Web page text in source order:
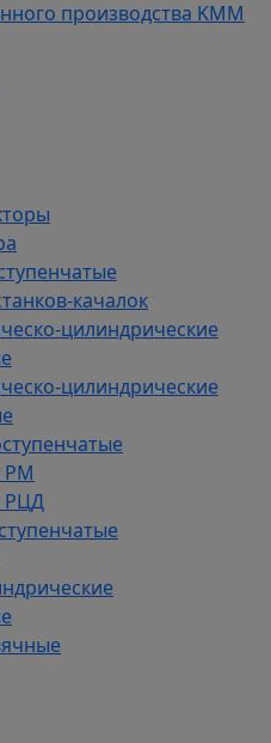
производства KMM
качалок
цилиндрические
цилиндрические
РМ
РЦД